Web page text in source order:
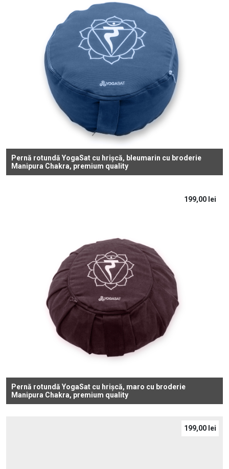
Pernă rotundă YogaSat cu hrișcă, bleumarin cu broderie
Manipura Chakra, premium quality
Pernă rotundă YogaSat cu hrișcă, maro cu broderie
Manipura Chakra, premium quality
199,00 lei
199,00 lei